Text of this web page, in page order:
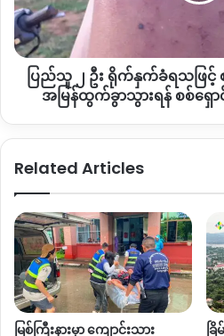
ခံ
ရသ
ဖြင့်
ရှောင်
အ
ခွာ
သွား
ရန်
စစ်
ရှောင်
များ
ပြည်သူ ၂ ဦး ရိုက်နှက်ခံရသဖြင့် စ
အမြန်ထွက်ခွာသွားရန် စစ်ရှော
Related Articles
မြစ်ကြီးနားမှာ ကျောင်းသား
ခ